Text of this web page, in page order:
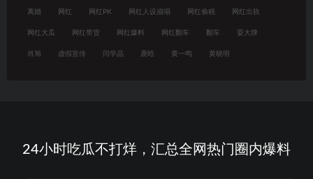
离婚 网红 网红PK 网红人设崩塌 网红偷税 网红出轨
网红大瓜 网红带货 网红爆料 网红翻车 翻车 耍大牌
肖旭 虚假宣传 闫学晶 鹿晗 黄一鸣 黄晓明
24小时吃瓜不打烊，汇总全网热门圈内爆料